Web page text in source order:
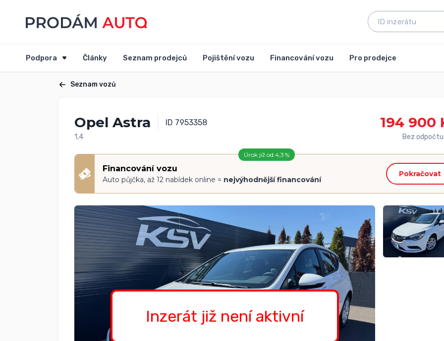
Podpora Články Seznam prodejců Pojištění vozu Financování vozu Pro prodejce
Seznam vozů
Opel Astra ID 7953358
1,4
194 900
Bez odpočtu
Úrok již od 4,3 %
Financování vozu
Auto půjčka, až 12 nabídek online = nejvýhodnější financování
Pokračovat
Inzerát již není aktivní